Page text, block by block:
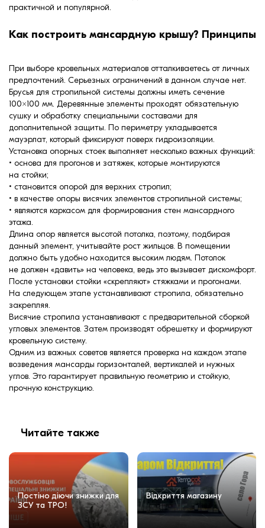
практичной и популярной.
Как построить мансардную крышу? Принципы
При выборе кровельных материалов отталкиваетесь от личных
предпочтений. Серьезных ограничений в данном случае нет.
Брусья для стропильной системы должны иметь сечение
100×100 мм. Деревянные элементы проходят обязательную
сушку и обработку специальными составами для
дополнительной защиты. По периметру укладывается
мауэрлат, который фиксируют поверх гидроизоляции.
Установка опорных стоек выполняет несколько важных функций:
• основа для прогонов и затяжек, которые монтируются
на стойки;
• становится опорой для верхних стропил;
• в качестве опоры висячих элементов стропильной системы;
• являются каркасом для формирования стен мансардного
этажа.
Длина опор является высотой потолка, поэтому, подбирая
данный элемент, учитывайте рост жильцов. В помещении
должно быть удобно находится высоким людям. Потолок
не должен «давить» на человека, ведь это вызывает дискомфорт.
После установки стойки «скрепляют» стяжками и прогонами.
На следующем этапе устанавливают стропила, обязательно
закрепляя.
Висячие стропила устанавливают с предварительной сборкой
угловых элементов. Затем производят обрешетку и формируют
кровельную систему.
Одним из важных советов является проверка на каждом этапе
возведения мансарды горизонталей, вертикалей и нужных
углов. Это гарантирует правильную геометрию и стойкую,
прочную конструкцию.
Читайте также
Постіно діючи знижки для
ЗСУ та ТРО!
Відкриття магазину